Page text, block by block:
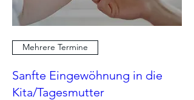
Mehrere Termine
Sanfte Eingewöhnung in die
Kita/Tagesmutter